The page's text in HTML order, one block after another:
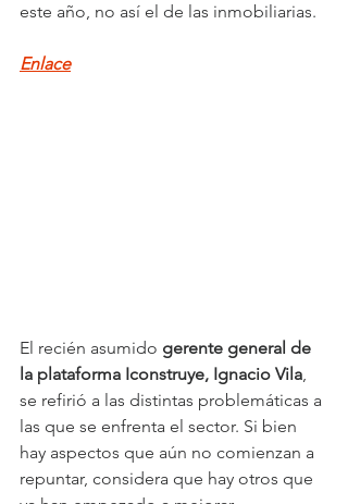
este año, no así el de las inmobiliarias.
Enlace
El recién asumido gerente general de
la plataforma Iconstruye, Ignacio Vila,
se refirió a las distintas problemáticas a
las que se enfrenta el sector. Si bien
hay aspectos que aún no comienzan a
repuntar, considera que hay otros que